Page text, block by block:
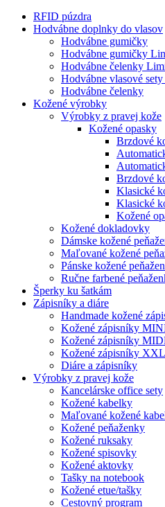
RFID púzdra
Hodvábne doplnky do vlasov
Hodvábne gumičky
Hodvábne gumičky
Hodvábne čelenky
Hodvábne vlasové
Hodvábne čelenky
Kožené výrobky
Výrobky z pravej kože
Kožené opasky
Brzdové
Brzdové
Klasické
Klasické
Kožené
Kožené dokladovky
Dámske kožené
Maľované kožené
Pánske kožené
Ručne farbené
Šperky ku šatkám
Zápisníky a diáre
Handmade kožené
Kožené zápisníky
Kožené zápisníky
Kožené zápisníky XXL
Diáre a zápisníky
Výrobky z pravej kože
Kancelárske office sety
Kožené kabelky
Maľované kožené
Kožené peňaženky
Kožené ruksaky
Kožené spisovky
Kožené aktovky
Tašky na notebook
Kožené etue/tašky
Cestovný program